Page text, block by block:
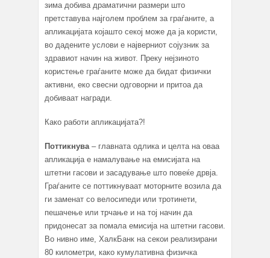
зима добива драматични размери што
претставува најголем проблем за граѓаните, а
апликацијата којашто секој може да ја користи,
во дадените услови е најверниот сојузник за
здравиот начин на живот. Преку нејзиното
користење граѓаните може да бидат физички
активни, еко свесни одговорни и притоа да
добиваат награди.
Како работи апликацијата?!
Поттикнува– главната одлика и целта на оваа
апликација е намалување на емисијата на
штетни гасови и засадување што повеќе дрвја.
Граѓаните се поттикнуваат моторните возила да
ги заменат со велосипеди или тротинети,
пешачење или трчање и на тој начин да
придонесат за помала емисија на штетни гасови.
Во нивно име, ХалкБанк на секои реализирани
80 километри, како кумулативна физичка